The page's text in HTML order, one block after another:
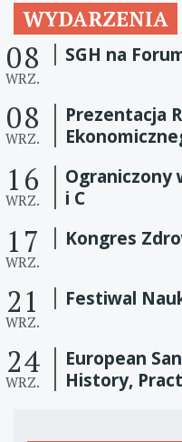
WYDARZENIA
08
WRZ.
SGH na
08
WRZ.
Prezentacja
16
WRZ.
Ograniczony
i C
17
WRZ.
Kongres
21
WRZ.
Festiwal
24
WRZ.
European
History,